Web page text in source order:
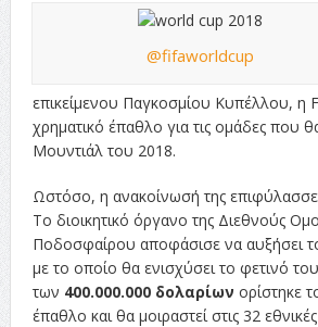
@fifaworldcup
επικείμενου Παγκοσμίου Κυπέλλου, η
χρηματικό έπαθλο για τις ομάδες που
Μουντιάλ του 2018.
Ωστόσο, η ανακοίνωσή της επιφύλασσε
Το διοικητικό όργανο της Διεθνούς
Ποδοσφαίρου αποφάσισε να αυξήσει
με το οποίο θα ενισχύσει το φετινό
των 400.000.000 δολαρίων ορίστηκε
έπαθλο και θα μοιραστεί στις 32